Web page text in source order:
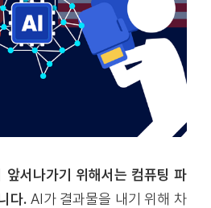
앞서나가기 위해서는 컴퓨팅 파
다. AI가 결과물을 내기 위해 차